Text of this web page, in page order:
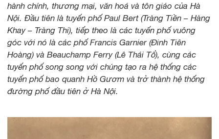
hành chính, thương mại, văn hoá và tôn giáo của Hà
Nội. Đầu tiên là tuyến phố Paul Bert (Tràng Tiền – Hàng
Khay – Tràng Thi), tiếp theo là các tuyến phố vuông
góc với nó là các phố Francis Garnier (Đinh Tiên
Hoàng) và Beauchamp Ferry (Lê Thái Tổ), cùng các
tuyến phố song song với chúng tạo ra hệ thống các
tuyến phố bao quanh Hồ Gươm và trở thành hệ thống
đường phố đầu tiên ở Hà Nội.